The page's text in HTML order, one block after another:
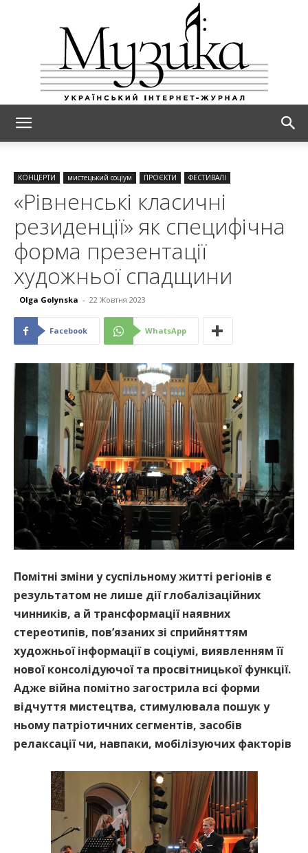
КОНЦЕРТИ мистецький соціум ПРОЄКТИ ФЕСТИВАЛІ
«Рівненські класичні
резиденції» як специфічна
форма презентації
художньої спадщини
Olga Golynska - 22 Жовтня 2023
Facebook WhatsApp
Помітні зміни у суспільному житті регіонів є
результатом не лише дії глобалізаційних
чинників, а й трансформації наявних
стереотипів, пов’язаних зі сприйняттям
художньої інформації в соціумі, виявленням її
нової консолідуючої та просвітницької функції.
Адже війна помітно загострила всі форми
відчуття мистецтва, стимулювала пошук у
ньому патріотичних сегментів, засобів
релаксації чи, навпаки, мобілізуючих факторів